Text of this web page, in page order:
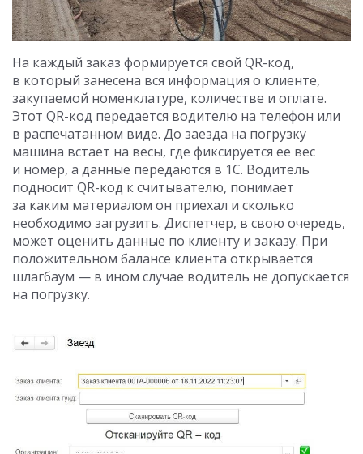
На каждый заказ формируется свой QR-код,
в который занесена вся информация о клиенте,
закупаемой номенклатуре, количестве и оплате.
Этот QR-код передается водителю на телефон или
в распечатанном виде. До заезда на погрузку
машина встает на весы, где фиксируется ее вес
и номер, а данные передаются в 1С. Водитель
подносит QR-код к считывателю, понимает
за каким материалом он приехал и сколько
необходимо загрузить. Диспетчер, в свою очередь,
может оценить данные по клиенту и заказу. При
положительном балансе клиента открывается
шлагбаум — в ином случае водитель не допускается
на погрузку.